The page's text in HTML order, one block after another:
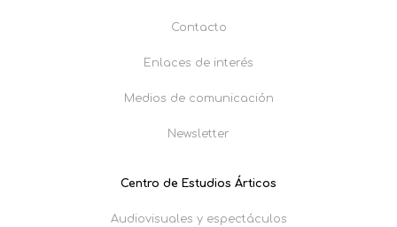
Contacto
Enlaces de interés
Medios de comunicación
Newsletter
Centro de Estudios Árticos
Audiovisuales y espectáculos